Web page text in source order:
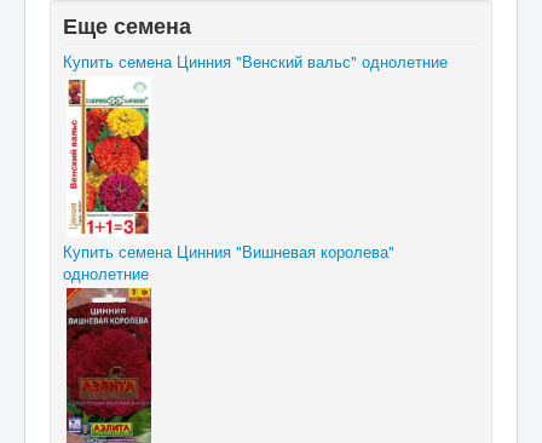
Еще семена
Купить семена Цинния "Венский вальс" однолетние
Купить семена Цинния "Вишневая королева"
однолетние